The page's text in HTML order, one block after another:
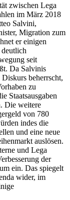
zwischen Lega
im März 2018
Salvini,
Migration zum
er einigen
seit
Da Salvinis
beherrscht,
zu
Staatsausgaben
Die weitere
von 780
indes die
und eine neue
auslösen.
und Lega
der
ein. Das spiegelt
wider, im